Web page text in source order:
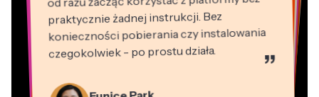
praktycznie żadnej instrukcji. Bez
konieczności pobierania czy instalowania
czegokolwiek - po prostu działa. ”
Panos Papagapiou
Konsultant